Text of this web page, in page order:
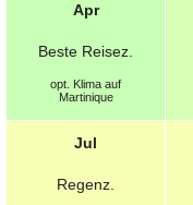
Apr
Beste Reisez.
opt. Klima auf
Martinique
Jul
Regenz.